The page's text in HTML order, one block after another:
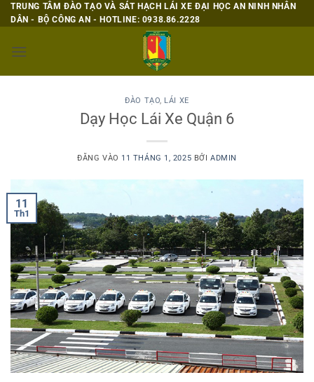
Bỏ
qua
dung
TRUNG TÂM ĐÀO TẠO VÀ SÁT HẠCH LÁI XE ĐẠI HỌC AN NINH NHÂN
DÂN - BỘ CÔNG AN - HOTLINE: 0938.86.2228
ĐÀO TẠO, LÁI XE
Dạy Học Lái Xe Quận 6
ĐĂNG VÀO 11 THÁNG 1, 2025 BỞI ADMIN
11
Th1